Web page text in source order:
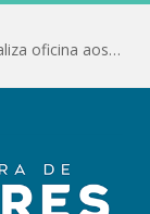
Conselho Municipal de Assistência Social realiza oficina aos servidores